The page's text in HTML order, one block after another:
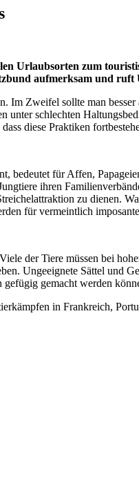
Urlaubsorten zum
aufmerksam und
Zweifel sollte man
schlechten
diese Praktiken
für Affen,
ihren
zu dienen.
für vermeintlich
der Tiere müssen bei
Ungeeignete Sättel und
gemacht werden
in Frankreich,